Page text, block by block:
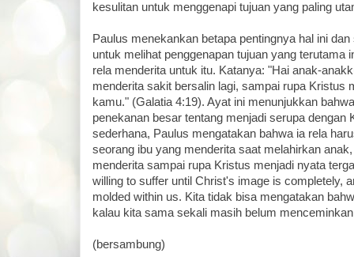
kesulitan untuk menggenapi tujuan yang paling
Paulus menekankan betapa pentingnya hal ini
untuk melihat penggenapan tujuan yang terutama
rela menderita untuk itu. Katanya: "Hai anak-
menderita sakit bersalin lagi, sampai rupa Kristus
kamu." (Galatia 4:19). Ayat ini menunjukkan
penekanan besar tentang menjadi serupa dengan
sederhana, Paulus mengatakan bahwa ia rela
seorang ibu yang menderita saat melahirkan
menderita sampai rupa Kristus menjadi nyata
willing to suffer until Christ's image is completely,
molded within us. Kita tidak bisa mengatakan
kalau kita sama sekali masih belum
(bersambung)